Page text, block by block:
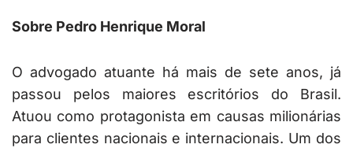
Sobre Pedro Henrique Moral
O advogado atuante há mais de sete anos, já
passou pelos maiores escritórios do Brasil.
Atuou como protagonista em causas milionárias
para clientes nacionais e internacionais. Um dos